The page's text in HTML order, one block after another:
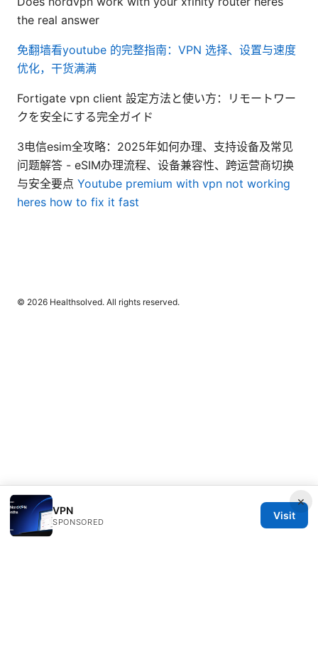
the real answer
免翻墙看youtube 的完整指南：VPN 选择、设置与速度
优化，干货满满
Fortigate vpn client 設定方法と使い方：リモートワー
クを安全にする完全ガイド
3电信esim全攻略：2025年如何办理、支持设备及常见
问题解答 - eSIM办理流程、设备兼容性、跨运营商切换
与安全要点 Youtube premium with vpn not working
heres how to fix it fast
×
VPN
SPONSORED
Visit
© 2026 Healthsolved. All rights reserved.